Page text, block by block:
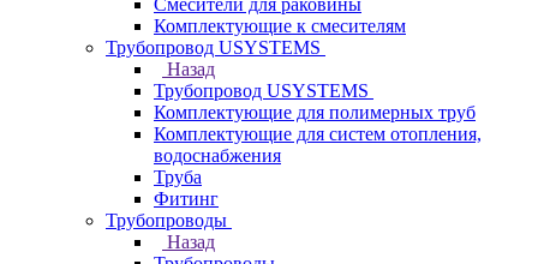
Смесители для раковины
Комплектующие к смесителям
Трубопровод USYSTEMS
Назад
Трубопровод USYSTEMS
Комплектующие для полимерных труб
Комплектующие для систем отопления,
водоснабжения
Труба
Фитинг
Трубопроводы
Назад